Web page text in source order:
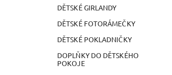
DĚTSKÉ GIRLANDY
DĚTSKÉ FOTORÁMEČKY
DĚTSKÉ POKLADNIČKY
DOPLŇKY DO DĚTSKÉHO
POKOJE